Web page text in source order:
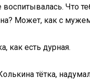
Что
Может, как с
как есть дурная.
тётка,